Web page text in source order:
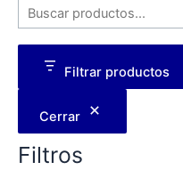
Filtrar productos
Cerrar
Filtros